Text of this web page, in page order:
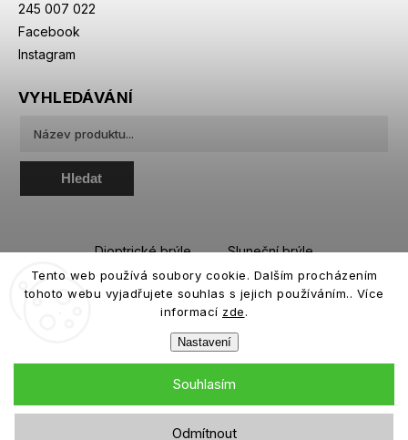
Tento web používá soubory cookie. Dalším procházením
tohoto webu vyjadřujete souhlas s jejich používáním.. Více
informací zde.
Nastavení
Odmítnout
Souhlasím
245 007 022
Facebook
Instagram
VYHLEDÁVÁNÍ
Hledat
Dioptrické brýle
Sluneční brýle
Sportovní brýle
Kontaktní čočky
Roztoky a oční kapky
Copyright 2026eiffeloptic.cz. Všechna práva vyhrazena.